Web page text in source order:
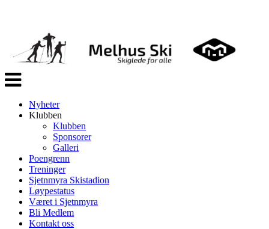
Veksle
navigasjon
Nyheter
Klubben
Klubben
Sponsorer
Galleri
Poengrenn
Treninger
Sjetnmyra Skistadion
Løypestatus
Været i Sjetnmyra
Bli Medlem
Kontakt oss